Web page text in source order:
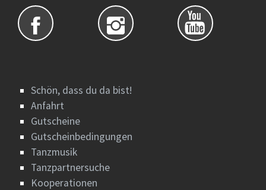
Schön, dass du da bist!
Anfahrt
Gutscheine
Gutscheinbedingungen
Tanzmusik
Tanzpartnersuche
Kooperationen